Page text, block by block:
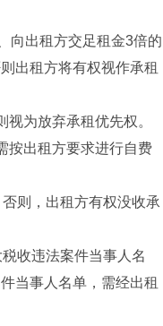
向出租方交足租金3倍的
出租方将有权视作承租
为放弃承租优先权。
按出租方要求进行自费
则，出租方有权没收承
收违法案件当事人名
当事人名单，需经出租